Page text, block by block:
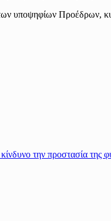
υποψηφίων Προέδρων,
την προστασία της